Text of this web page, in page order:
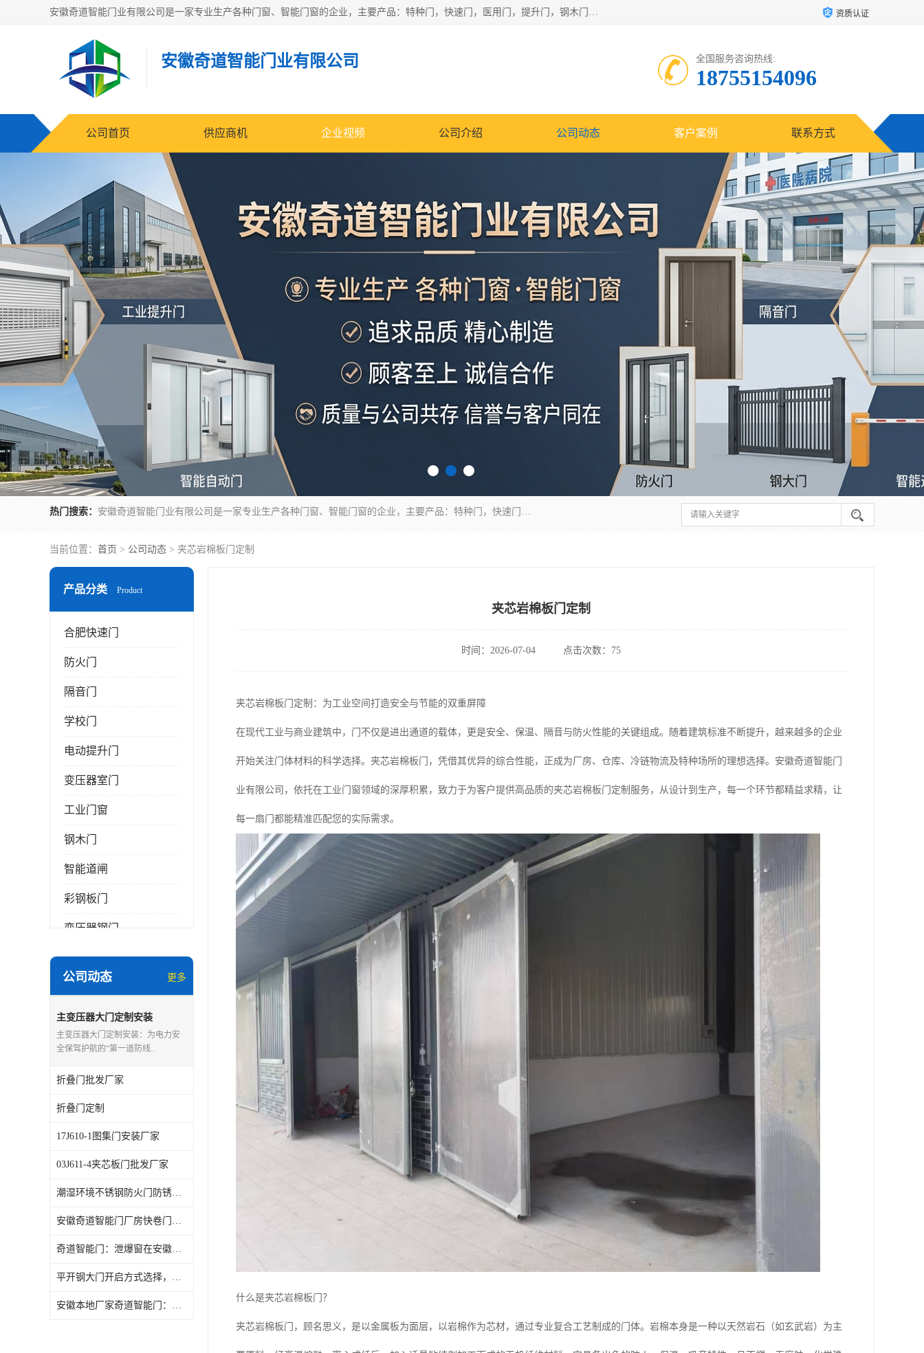
安徽奇道智能门业有限公司是一家专业生产各种门窗、智能门窗的企业，主要产品：特种门，快速门，医用门，提升门，钢木门，智能道闸，钢大门，平移门，卷帘门，保温门，钢制自由门，防火门等，欢迎前来咨询采购。 资质认证
安徽奇道智能门业有限公司 全国服务咨询热线:
18755154096
公司首页 供应商机 企业视频 公司介绍 公司动态 客户案例 联系方式
热门搜索： 安徽奇道智能门业有限公司是一家专业生产各种门窗、智能门窗的企业，主要产品：特种门，快速门，医用门，提升门，钢木门，智能道闸，钢大门，平移门，卷帘门，保温门，钢制自由门，防火门等，欢迎前来咨询采购。
当前位置： 首页 > 公司动态 > 夹芯岩棉板门定制
产品分类 Product
合肥快速门
防火门
隔音门
学校门
电动提升门
变压器室门
工业门窗
钢木门
智能道闸
彩钢板门
变压器钢门
非标门
抗爆门
快速门
提升门
公司动态 更多
主变压器大门定制安装
主变压器大门定制安装：为电力安
全保驾护航的“第一道防线..
折叠门批发厂家
折叠门定制
17J610-1图集门安装厂家
03J611-4夹芯板门批发厂家
潮湿环境不锈钢防火门防锈怎么做？奇道智能门工艺解析
安徽奇道智能门厂房快卷门，能否降低冷库出入口能耗损失？
奇道智能门：泄爆窗在安徽本地制药车间的应用案例参考
平开钢大门开启方式选择，奇道智能门提供实用建议
安徽本地厂家奇道智能门：变配电所折叠门选型要点解析
夹芯岩棉板门定制
时间：2026-07-04 点击次数：75
夹芯岩棉板门定制：为工业空间打造安全与节能的双重屏障
在现代工业与商业建筑中，门不仅是进出通道的载体，更是安全、保温、隔音与防火性能的关键组成。随着建筑标准不断提升，越来越多的企业
开始关注门体材料的科学选择。夹芯岩棉板门，凭借其优异的综合性能，正成为厂房、仓库、冷链物流及特种场所的理想选择。安徽奇道智能门
业有限公司，依托在工业门窗领域的深厚积累，致力于为客户提供高品质的夹芯岩棉板门定制服务，从设计到生产，每一个环节都精益求精，让
每一扇门都能精准匹配您的实际需求。
什么是夹芯岩棉板门？
夹芯岩棉板门，顾名思义，是以金属板为面层，以岩棉作为芯材，通过专业复合工艺制成的门体。岩棉本身是一种以天然岩石（如玄武岩）为主